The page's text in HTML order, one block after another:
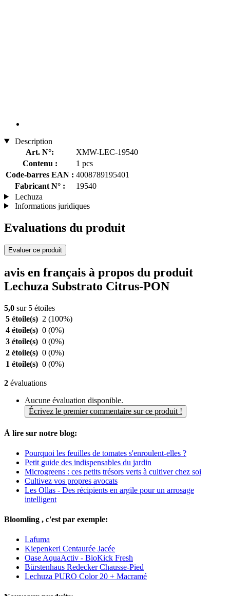
Description
Art. N°:
XMW-LEC-19540
Contenu :
1 pcs
Code-barres EAN : 4008789195401
Fabricant N° :
19540
Lechuza
Informations juridiques
Evaluations du produit
Evaluer ce produit
avis en français à propos du produit
Lechuza Substrato Citrus-PON
5,0 sur 5 étoiles
5 étoile(s) 2 (100%)
4 étoile(s) 0 (0%)
3 étoile(s) 0 (0%)
2 étoile(s) 0 (0%)
1 étoile(s) 0 (0%)
2 évaluations
Aucune évaluation disponible.
Écrivez le premier commentaire sur ce produit !
À lire sur notre blog:
Pourquoi les feuilles de tomates s'enroulent-elles ?
Petit guide des indispensables du jardin
Microgreens : ces petits trésors verts à cultiver chez soi
Cultivez vos propres avocats
Les Ollas - Des récipients en argile pour un arrosage
intelligent
Bloomling , c'est par exemple:
Lafuma
Kiepenkerl Centaurée Jacée
Oase AquaActiv - BioKick Fresh
Bürstenhaus Redecker Chausse-Pied
Lechuza PURO Color 20 + Macramé